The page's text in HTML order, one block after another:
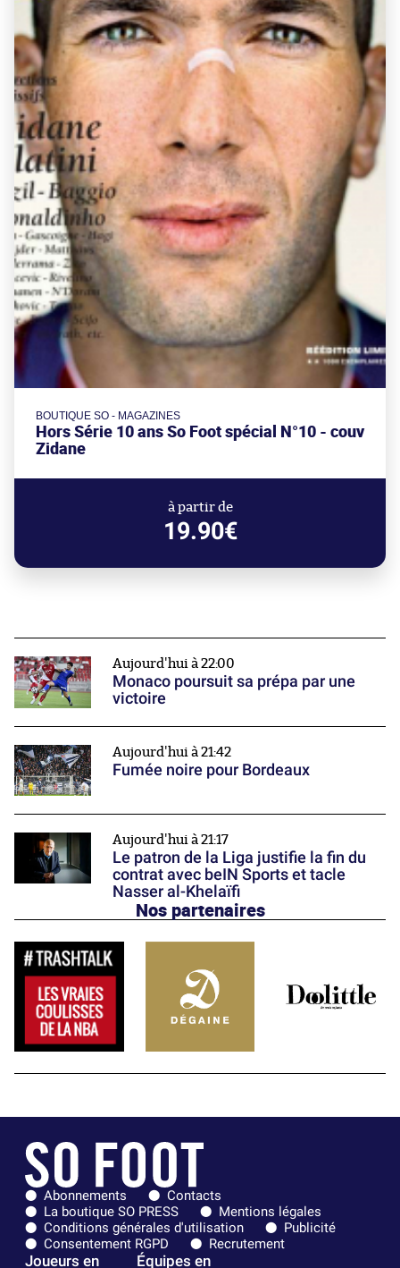
BOUTIQUE SO - MAGAZINES
Hors Série 10 ans So Foot spécial N°10 - couv
Zidane
à partir de
19.90€
Aujourd'hui à 22:00
Monaco poursuit sa prépa par une
victoire
Aujourd'hui à 21:42
Fumée noire pour Bordeaux
Aujourd'hui à 21:17
Le patron de la Liga justifie la fin du
contrat avec beIN Sports et tacle
Nasser al-Khelaïfi
Nos partenaires
Abonnements
Contacts
La boutique SO PRESS
Mentions légales
Conditions générales d'utilisation
Publicité
Consentement RGPD
Recrutement
Joueurs en
Équipes en